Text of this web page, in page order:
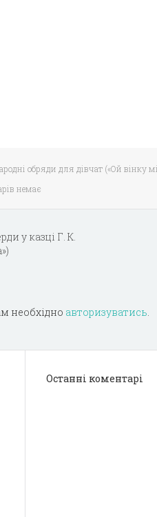
обряди для дівчат («Ой вінку
немає
у казці Г. К.
необхідно авторизуватись.
Останні коментарі